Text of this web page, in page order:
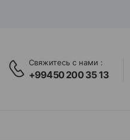
Свяжитесь с нами :
+99450 200 35 13